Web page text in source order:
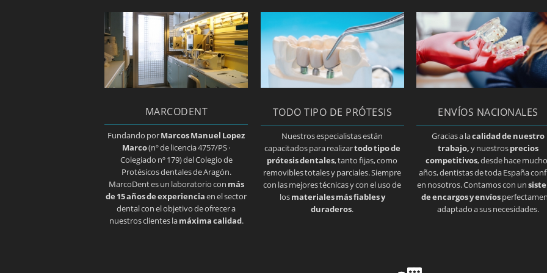
MARCODENT
Fundando porMarcos Manuel Lopez
Marco(nº de licencia 4757/PS ·
Colegiado nº 179) del Colegio de
Protésicos dentales de Aragón.
MarcoDent es un laboratorio con más
de 15 años de experienciaen el sector
dental con el objetivo de ofrecer a
nuestros clientes lamáxima calidad.
TODO TIPO DE PRÓTESIS
Nuestros especialistas están
capacitados para realizartodo tipo de
prótesis dentales, tanto fijas, como
removibles totales y parciales. Siempre
con las mejores técnicas y con el uso de
losmateriales más fiables y
duraderos.
ENVÍOS NACIONALES
Gracias a lacalidad de nuestro
trabajo,y nuestrosprecios
competitivos, desde hace
años, dentistas de toda España
en nosotros. Contamos con un
de encargos y envíos
adaptado a sus necesidades.